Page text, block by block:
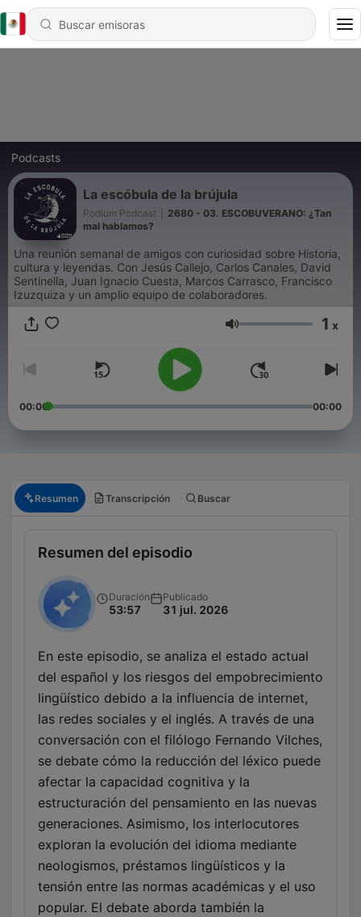
Podcasts
La escóbula de la brújula
Podium Podcast
2680 - 03. ESCOBUVERANO: ¿Tan
mal hablamos?
Una reunión semanal de amigos con curiosidad sobre Historia,
cultura y leyendas. Con Jesús Callejo, Carlos Canales, David
Sentinella, Juan Ignacio Cuesta, Marcos Carrasco, Francisco
Izuzquiza y un amplio equipo de colaboradores.
Volumen 1 x
00:00 00:00
Resumen Transcripción Buscar
Resumen del episodio
Duración
53:57
Publicado
31 jul. 2026
En este episodio, se analiza el estado actual
del español y los riesgos del empobrecimiento
lingüístico debido a la influencia de internet,
las redes sociales y el inglés. A través de una
conversación con el filólogo Fernando Vilches,
se debate cómo la reducción del léxico puede
afectar la capacidad cognitiva y la
estructuración del pensamiento en las nuevas
generaciones. Asimismo, los interlocutores
exploran la evolución del idioma mediante
neologismos, préstamos lingüísticos y la
tensión entre las normas académicas y el uso
popular. El debate aborda también la